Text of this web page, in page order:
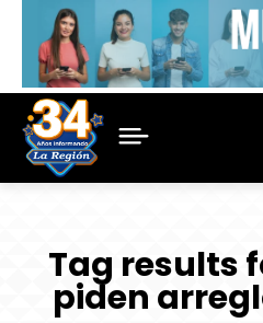
Tag results
piden